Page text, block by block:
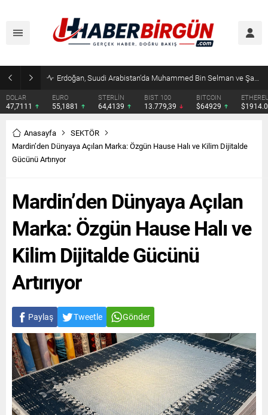
Erdoğan, Suudi Arabistan’da Muhammed Bin Selman ve Şahbaz Şerif ile Görüşecek
DOLAR
47,7111
EURO
55,1881
STERLİN
64,4139
BIST 100
13.779,39
BITCOIN
$64929
Anasayfa
SEKTÖR
Mardin’den Dünyaya Açılan Marka: Özgün Hause Halı ve Kilim Dijitalde
Gücünü Artırıyor
Mardin’den Dünyaya Açılan
Marka: Özgün Hause Halı ve
Kilim Dijitalde Gücünü
Artırıyor
Paylaş Tweetle Gönder